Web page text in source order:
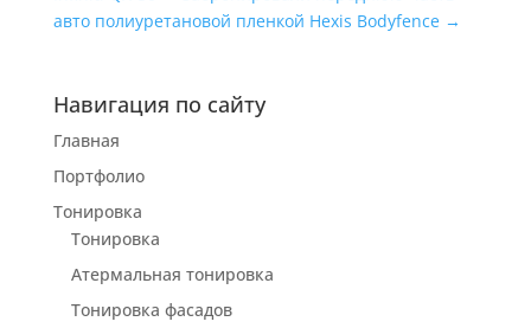
авто полиуретановой пленкой Hexis Bodyfence →
Навигация по сайту
Главная
Портфолио
Тонировка
Тонировка
Атермальная тонировка
Тонировка фасадов